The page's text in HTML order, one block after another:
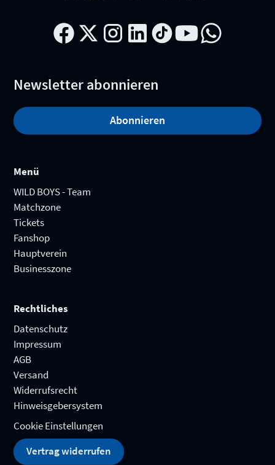
Newsletter abonnieren
Abonnieren
Menü
WILD BOYS - Team
Matchzone
Tickets
Fanshop
Hauptverein
Businesszone
Rechtliches
Datenschutz
Impressum
AGB
Versand
Widerrufsrecht
Hinweisgebersystem
Cookie Einstellungen
Vertrag widerrufen